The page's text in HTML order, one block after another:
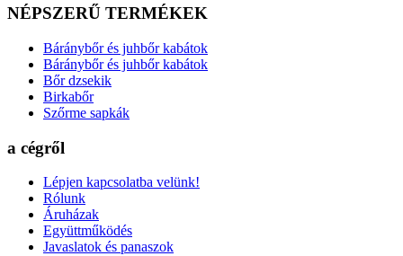
NÉPSZERŰ TERMÉKEK
Báránybőr és juhbőr kabátok
Báránybőr és juhbőr kabátok
Bőr dzsekik
Birkabőr
Szőrme sapkák
a cégről
Lépjen kapcsolatba velünk!
Rólunk
Áruházak
Együttműködés
Javaslatok és panaszok